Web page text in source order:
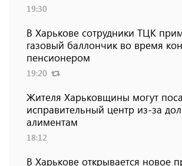
19:30
В Харькове сотрудники ТЦК
газовый баллончик во время
пенсионером
19:20
Жителя Харьковщины могут
исправительный центр из-за
алиментам
18:12
В Харькове открывается новое